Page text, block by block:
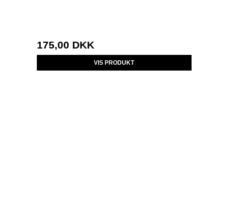
175,00 DKK
VIS PRODUKT